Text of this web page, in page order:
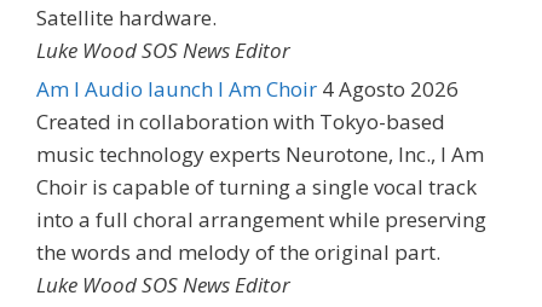
Satellite hardware.
Luke Wood SOS News Editor
Am I Audio launch I Am Choir 4 Agosto 2026
Created in collaboration with Tokyo-based
music technology experts Neurotone, Inc., I Am
Choir is capable of turning a single vocal track
into a full choral arrangement while preserving
the words and melody of the original part.
Luke Wood SOS News Editor